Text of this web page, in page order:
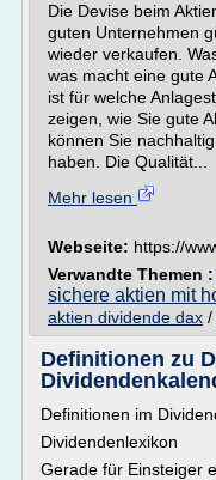
Die Devise beim
guten Unternehmen
wieder verkaufen.
was macht eine gute
ist für welche
zeigen, wie Sie gute
können Sie
haben. Die Qualität...
Mehr lesen
Webseite: https://
Verwandte Themen :
sichere aktien mit
aktien dividende dax /
Definitionen zu
Definitionen im
Dividendenlexikon
Gerade für Einsteiger